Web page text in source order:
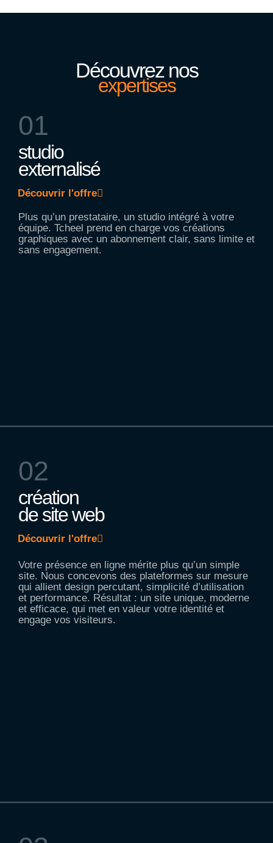
Découvrez nos
expertises
01
studio
externalisé
Découvrir l'offre
Plus qu’un prestataire, un studio intégré à votre
équipe. Tcheel prend en charge vos créations
graphiques avec un abonnement clair, sans limite et
sans engagement.
02
création
de site web
Découvrir l'offre
Votre présence en ligne mérite plus qu’un simple
site. Nous concevons des plateformes sur mesure
qui allient design percutant, simplicité d’utilisation
et performance. Résultat : un site unique, moderne
et efficace, qui met en valeur votre identité et
engage vos visiteurs.